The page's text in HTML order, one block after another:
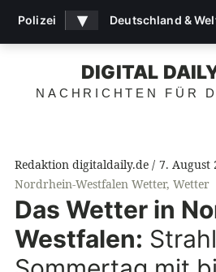
DIGITAL
NACHRICHTEN FÜR
Redaktion digitaldaily.de
7. August
Nordrhein-Westfalen Wetter, Wetter
Das Wetter in
Westfalen:
Polizei ▾ Deutschland &